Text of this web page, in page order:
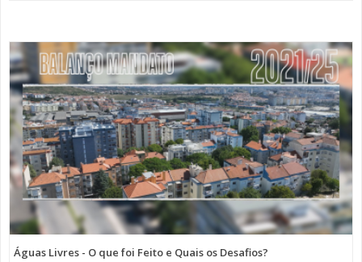
Águas Livres - O que foi Feito e Quais os Desafios?